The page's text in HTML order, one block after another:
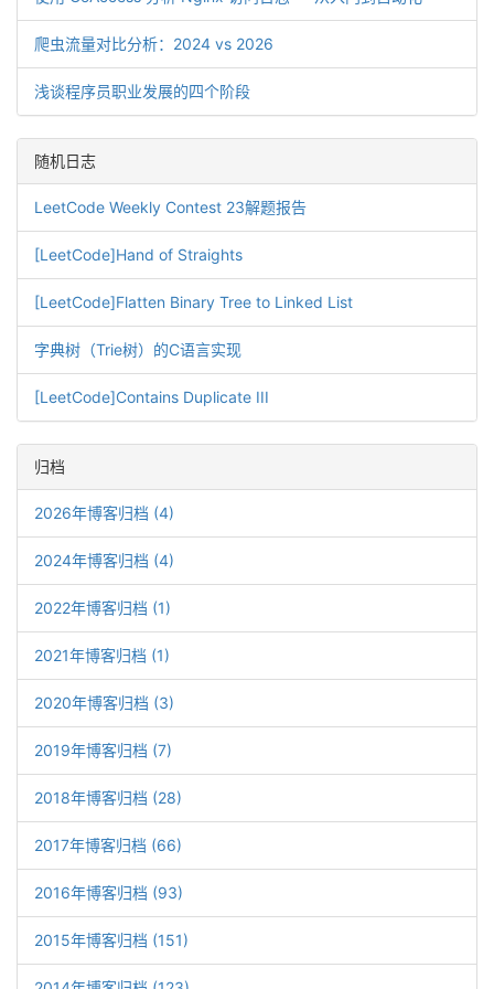
爬虫流量对比分析：2024 vs 2026
浅谈程序员职业发展的四个阶段
随机日志
LeetCode Weekly Contest 23解题报告
[LeetCode]Hand of Straights
[LeetCode]Flatten Binary Tree to Linked List
字典树（Trie树）的C语言实现
[LeetCode]Contains Duplicate III
归档
2026年博客归档 (4)
2024年博客归档 (4)
2022年博客归档 (1)
2021年博客归档 (1)
2020年博客归档 (3)
2019年博客归档 (7)
2018年博客归档 (28)
2017年博客归档 (66)
2016年博客归档 (93)
2015年博客归档 (151)